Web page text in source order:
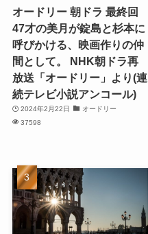
オードリー 朝ドラ 最終回
47才の美月が錠島と杉本に
呼びかける、映画作りの仲
間として。 NHK朝ドラ再
放送「オードリー」より(連
続テレビ小説アンコール)
2024年2月22日
オードリー
37598